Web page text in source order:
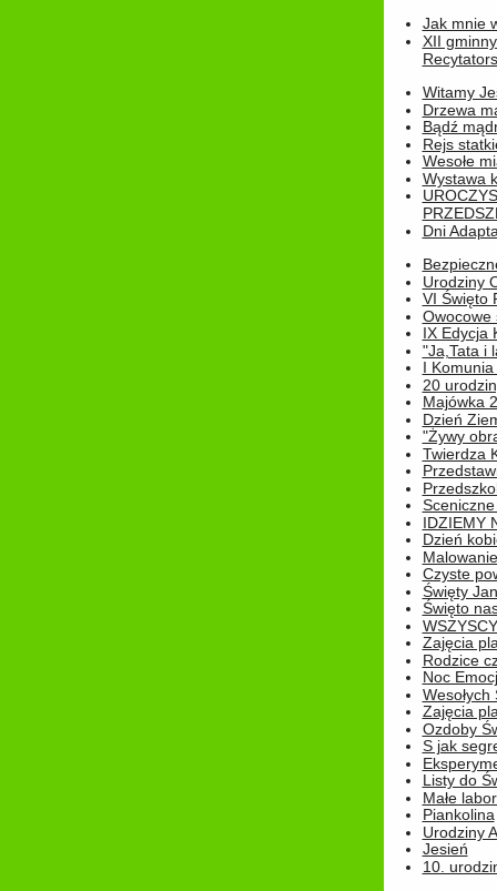
Jak mnie
XII
Witamy
Drzewa
Bądź
Rejs
Wesołe
Wystawa
Dni
Urodziny
VI Święto
Owocowe
IX Edycja
"Ja,Tata i
I
20
Majówka
Dzień
"Żywy
Twierdza
IDZIEMY
Dzień
Czyste
Święty
Święto
Zajęcia
Rodzice
Noc
Wesołych
Zajęcia
Ozdoby
S jak
Listy do
Małe
Piankolina
Urodziny
Jesień
10.